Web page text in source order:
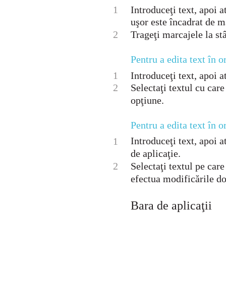
1
Introduceţi text, apoi
uşor este încadrat de
2
Trageţi marcajele la
Pentru a edita text în
1
Introduceţi text, apoi
2
Selectaţi textul cu
opţiune.
Pentru a edita text în
1
Introduceţi text, apoi
de aplicaţie.
2
Selectaţi textul pe
efectua modificările
Bara de aplicaţii